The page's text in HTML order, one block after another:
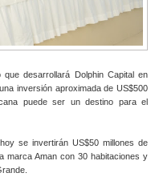
que desarrollará Dolphin Capital en
inversión aproximada de US$500
puede ser un destino para el
se invertirán US$50 millones de
marca Aman con 30 habitaciones y